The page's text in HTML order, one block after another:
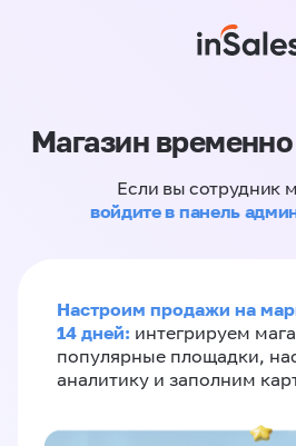
Магазин
Если вы сотрудник
войдите в панель
Настроим продажи на
14 дней: интегрируем
популярные площадки,
аналитику и заполним